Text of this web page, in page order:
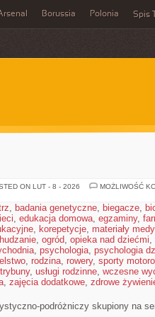
Borussia Polonia Spis
ON LUT - 8 - 2026
MOŻLIWOŚĆ
, badania genetyczne, biegacze,
, edukacja domowa, egzaminy,
, korepetycje, materiały
, ogród, opieka nad dziećmi,
, psychologia, psychologia
, rodzina, rowery, sporty
trybuny, usługi rodzinne, wczesne
, zajęcia dodatkowe, zdrowe
podróżniczy skupiony na